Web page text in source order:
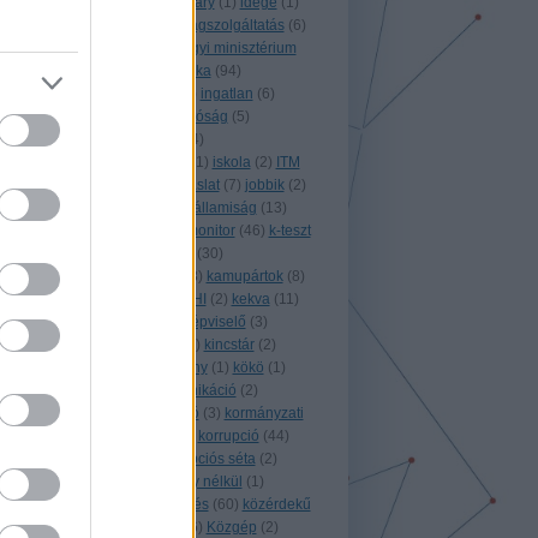
igazságszolgáltatás (6)
igazságtétel
igazságügyi minisztérium
infografika (94)
információszabadság
ingatlan (6)
integritás
integritás hatóság (5)
international
4)
1) iskola (2) ITM
(1) izland javaslat (7) jobbik (2)
jog
2 jogállamiság (13)
k-monitor (46) k-teszt
(30)
kampányfinanszírozás
53) kamupártok ( 8)
kdnp
KEHI (2) kekva (11)
kemcs
képviselő (3)
képzés
) kincstár (2)
kitiltási botrány (1) kökö (1)
költségvetés
kommunikáció (2)
koncesszió
konzultáció (3) kormányzati
korrupció (44)
korrupciós séta (2)
koszovó
következmény nélkül (1)
közadatok
közbeszerzés (60) közérdekű
(5) közérdekű bejelentő 6) Közgép (2)